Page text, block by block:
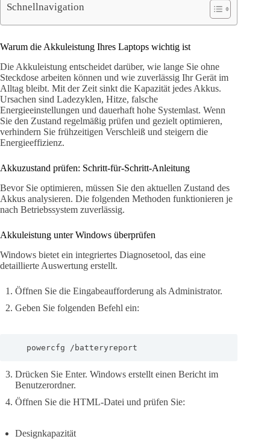
Schnellnavigation
Warum die Akkuleistung Ihres Laptops wichtig ist
Die Akkuleistung entscheidet darüber, wie lange Sie ohne
Steckdose arbeiten können und wie zuverlässig Ihr Gerät im
Alltag bleibt. Mit der Zeit sinkt die Kapazität jedes Akkus.
Ursachen sind Ladezyklen, Hitze, falsche
Energieeinstellungen und dauerhaft hohe Systemlast. Wenn
Sie den Zustand regelmäßig prüfen und gezielt optimieren,
verhindern Sie frühzeitigen Verschleiß und steigern die
Energieeffizienz.
Akkuzustand prüfen: Schritt-für-Schritt-Anleitung
Bevor Sie optimieren, müssen Sie den aktuellen Zustand des
Akkus analysieren. Die folgenden Methoden funktionieren je
nach Betriebssystem zuverlässig.
Akkuleistung unter Windows überprüfen
Windows bietet ein integriertes Diagnosetool, das eine
detaillierte Auswertung erstellt.
Öffnen Sie die Eingabeaufforderung als Administrator.
Geben Sie folgenden Befehl ein:
   powercfg /batteryreport
Drücken Sie Enter. Windows erstellt einen Bericht im
Benutzerordner.
Öffnen Sie die HTML-Datei und prüfen Sie:
Designkapazität